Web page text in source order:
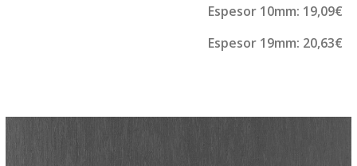
Espesor 10mm: 19,09€
Espesor 19mm: 20,63€